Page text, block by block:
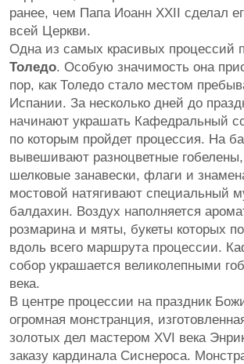
ранее, чем Папа Иоанн XXII сделал
всей Церкви.
Одна из самых красивых процессий
Толедо. Особую значимость она
пор, как Толедо стало местом
Испании. За несколько дней до
начинают украшать Кафедральный
по которым пройдет процессия. На
вывешивают разноцветные
шелковые занавески, флаги и
мостовой натягивают специальный
балдахин. Воздух наполняется
розмарина и мяты, букеты которых
вдоль всего маршрута процессии.
собор украшается великолепными
века.
В центре процессии на праздник
огромная монстранция,
золотых дел мастером XVI века
заказу кардинала Сиснероса.